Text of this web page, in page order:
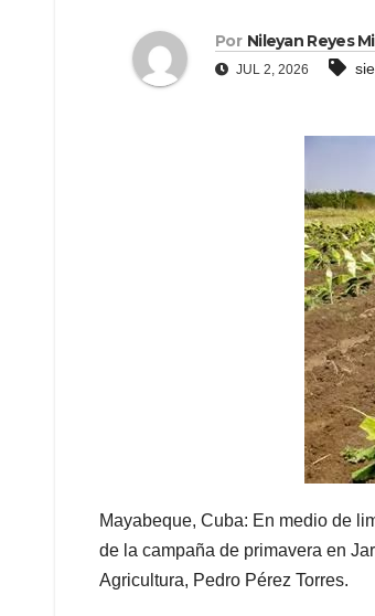
Por Nileyan Reyes
JUL 2, 2026
Mayabeque, Cuba: En medio de
de la campaña de primavera en
Agricultura, Pedro Pérez Torres.